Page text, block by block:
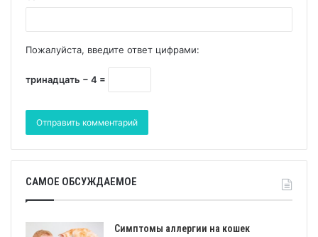
Пожалуйста, введите ответ цифрами:
тринадцать − 4 =
САМОЕ ОБСУЖДАЕМОЕ
Симптомы аллергии на кошек